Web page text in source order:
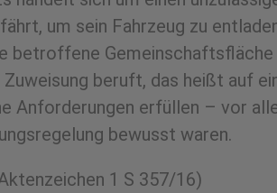
um sein Fahrzeug zu
betroffene
beruft, das heißt auf
Anforderungen erfüllen – vor
bewusst waren.
1 S 357/16)